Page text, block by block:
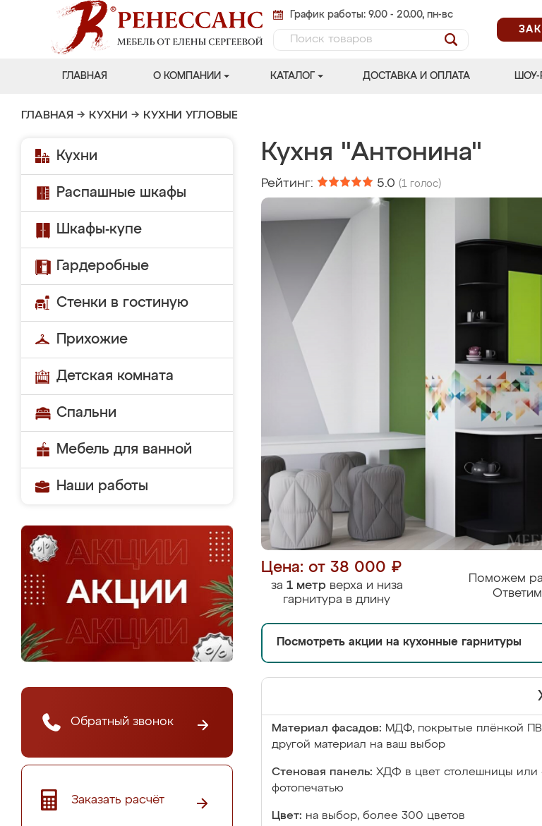
График работы: 9.00 - 20.00, пн-вс
ГЛАВНАЯ О КОМПАНИИ КАТАЛОГ ДОСТАВКА И ОПЛАТА ШОУ-
ГЛАВНАЯ → КУХНИ → КУХНИ УГЛОВЫЕ
Кухни
Распашные шкафы
Шкафы-купе
Гардеробные
Стенки в гостиную
Прихожие
Детская комната
Спальни
Мебель для ванной
Наши работы
Обратный звонок
Заказать расчёт
Кухня "Антонина"
Рейтинг: 5.0 (1 голос)
Цена: от 38 000 ₽
за 1 метрверха и низа
гарнитура в длину
Поможем
Посмотреть акции на кухонные гарнитуры
Материал фасадов: МДФ, покрытые плёнкой
другой материал на ваш выбор
Стеновая панель: ХДФ в цвет столешницы или
фотопечатью
Цвет: на выбор, более 300 цветов